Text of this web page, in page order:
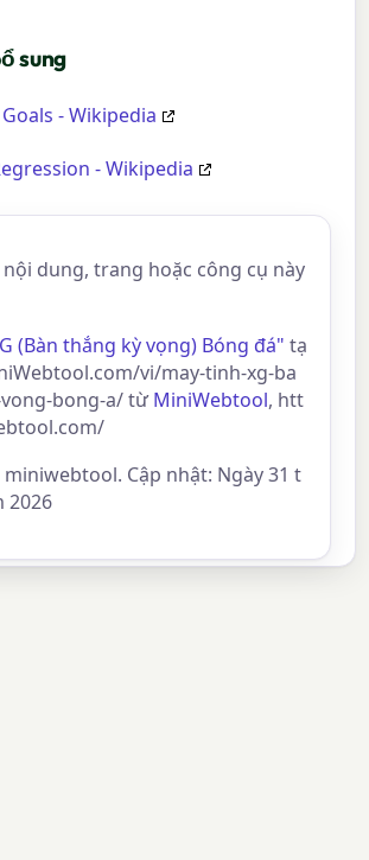
sung
- Wikipedia
- Wikipedia
dung, trang hoặc công cụ này
(Bàn thắng kỳ vọng) Bóng đá" tạ
vi/may-tinh-xg-ba
bong-a/ từMiniWebtool, htt
Cập nhật: Ngày 31 t
2026